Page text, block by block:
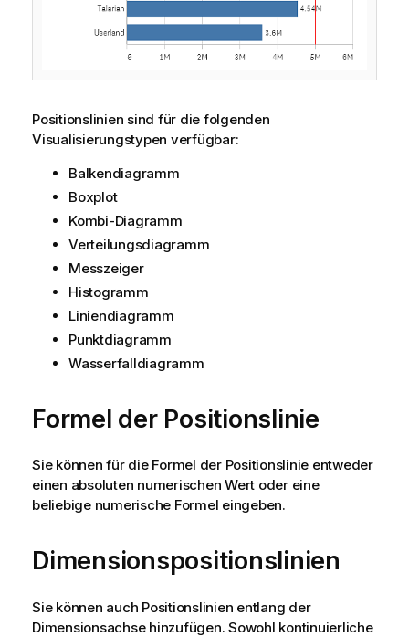
Positionslinien sind für die folgenden
Visualisierungstypen verfügbar:
Balkendiagramm
Boxplot
Kombi-Diagramm
Verteilungsdiagramm
Messzeiger
Histogramm
Liniendiagramm
Punktdiagramm
Wasserfalldiagramm
Formel der Positionslinie
Sie können für die Formel der Positionslinie entweder
einen absoluten numerischen Wert oder eine
beliebige numerische Formel eingeben.
Dimensionspositionslinien
Sie können auch Positionslinien entlang der
Dimensionsachse hinzufügen. Sowohl kontinuierliche